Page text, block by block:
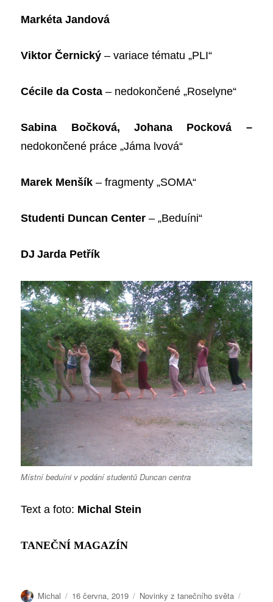
Markéta Jandová
Viktor Černický– variace tématu „PLI“
Cécile da Costa– nedokončené „Roselyne“
Sabina Bočková, Johana Pocková –
nedokončené práce „Jáma lvová“
Marek Menšík – fragmenty „SOMA“
Studenti Duncan Center– „Beduíni“
DJ Jarda Petřík
Místní beduíni v podání studentů Duncan centra
Text a foto: Michal Stein
TANEČNÍ MAGAZÍN
Autor:
Michal Publikováno:
16 června, 2019 Rubriky:
Novinky z tanečního světa